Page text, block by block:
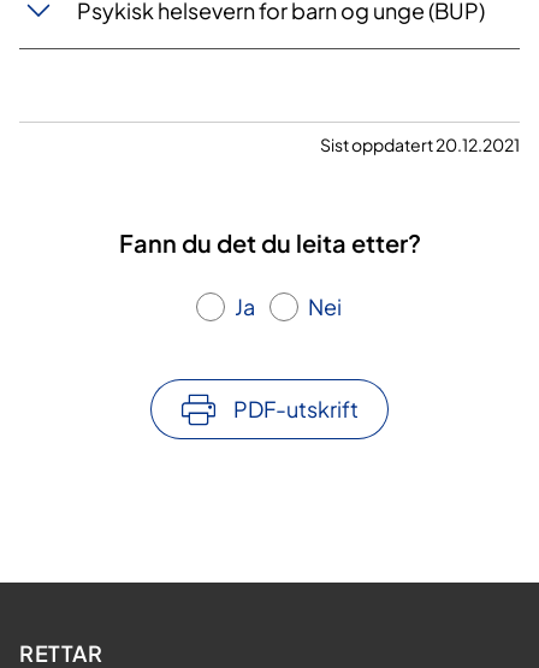
Psykisk helsevern for barn og unge (BUP)
Sist oppdatert 20.12.2021
Fann du det du leita etter?
Ja Nei
PDF-utskrift
RETTAR